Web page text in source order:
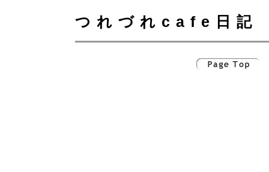
つれづれcafe日記